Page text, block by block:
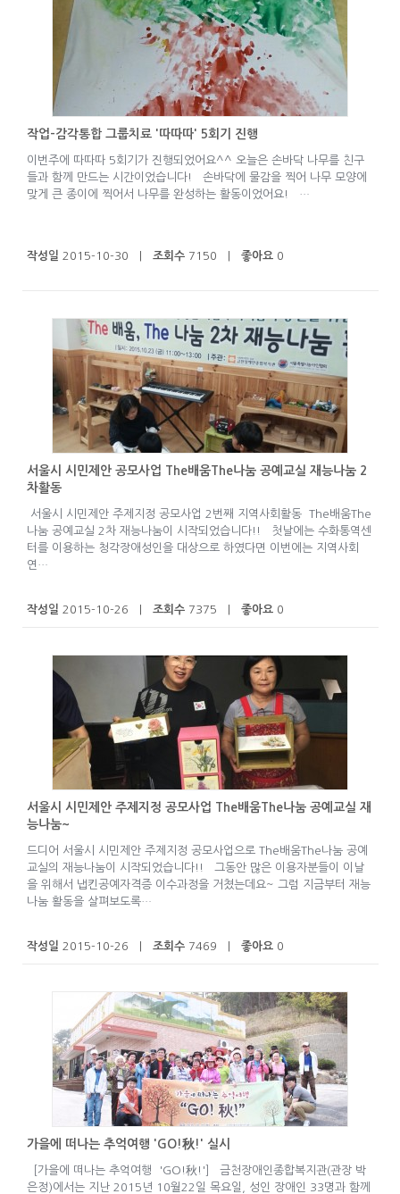
작업-감각통합 그룹치료 '따따따' 5회기 진행
이번주에 따따따 5회기가 진행되었어요^^ 오늘은 손바닥 나무를 친구
들과 함께 만드는 시간이었습니다! 손바닥에 물감을 찍어 나무 모양에
맞게 큰 종이에 찍어서 나무를 완성하는 활동이었어요! …
작성일 2015-10-30 | 조회수7150 | 좋아요0
서울시 시민제안 공모사업 The배움The나눔 공예교실 재능나눔 2
차활동
서울시 시민제안 주제지정 공모사업 2번째 지역사회활동 The배움The
나눔 공예교실 2차 재능나눔이 시작되었습니다!! 첫날에는 수화통역센
터를 이용하는 청각장애성인을 대상으로 하였다면 이번에는 지역사회
연…
작성일 2015-10-26 | 조회수7375 | 좋아요0
서울시 시민제안 주제지정 공모사업 The배움The나눔 공예교실 재
능나눔~
드디어 서울시 시민제안 주제지정 공모사업으로 The배움The나눔 공예
교실의 재능나눔이 시작되었습니다!! 그동안 많은 이용자분들이 이날
을 위해서 냅킨공예자격증 이수과정을 거쳤는데요~ 그럼 지금부터 재능
나눔 활동을 살펴보도록…
작성일 2015-10-26 | 조회수7469 | 좋아요0
가을에 떠나는 추억여행 'GO!秋!' 실시
［가을에 떠나는 추억여행 'GO!秋!'］ 금천장애인종합복지관(관장 박
은정)에서는 지난 2015년 10월22일 목요일, 성인 장애인 33명과 함께